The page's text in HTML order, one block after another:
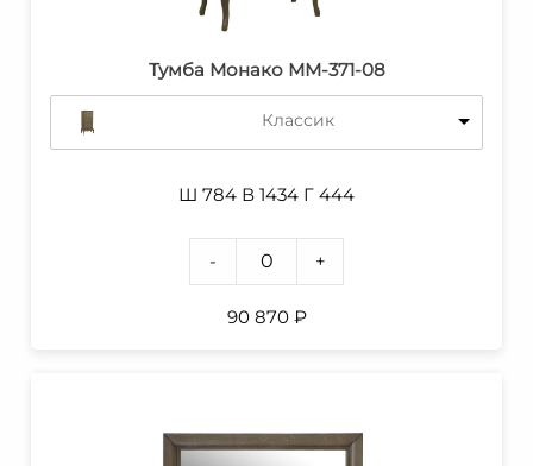
Тумба Монако ММ-371-08
Классик
Ш 784 В 1434 Г 444
- +
90 870 ₽